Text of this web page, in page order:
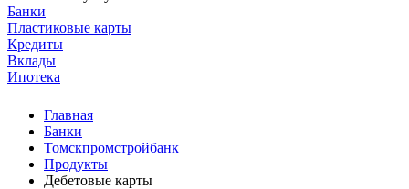
Банки
Пластиковые карты
Кредиты
Вклады
Ипотека
Главная
Банки
Томскпромстройбанк
Продукты
Дебетовые карты